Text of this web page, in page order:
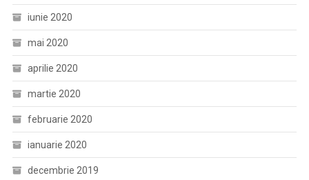
iunie 2020
mai 2020
aprilie 2020
martie 2020
februarie 2020
ianuarie 2020
decembrie 2019